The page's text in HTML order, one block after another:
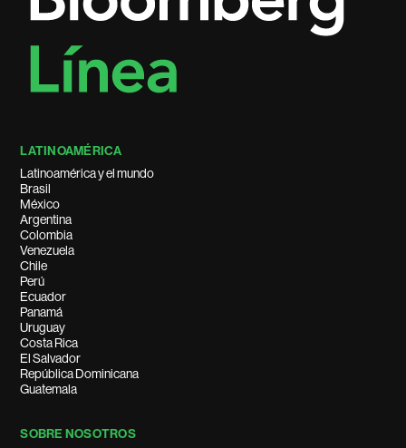
LATINOAMÉRICA
Latinoamérica y el mundo
Brasil
México
Argentina
Colombia
Venezuela
Chile
Perú
Ecuador
Panamá
Uruguay
Costa Rica
El Salvador
República Dominicana
Guatemala
SOBRE NOSOTROS